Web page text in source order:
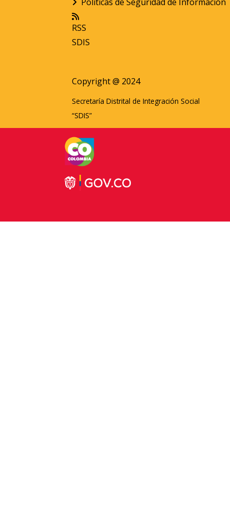
RSS
SDIS
Copyright @ 2024
Secretaría Distrital de Integración Social
“SDIS”